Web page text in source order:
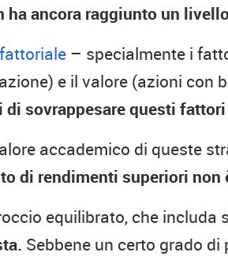
ha ancora raggiunto un
– specialmente i
e il valore (azioni con
sovrappesare questi
accademico di queste
di rendimenti superiori
equilibrato, che
Sebbene un certo grado